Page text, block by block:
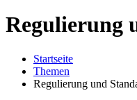
Regulierung
Startseite
Themen
Regulierung und